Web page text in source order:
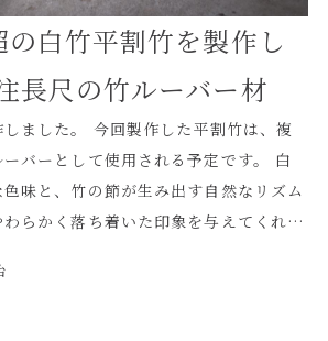
ンや特殊なご依頼の場合、既製品のよ
では対応できないことがあります。
なるのが、竹の特性を理解しながら、
」 「どこにビスを打てば割れにくい
どう支えればよいか」 といったことを
とが、実際の案件での納まり提案にも
いかと感じています。 ◼️竹を無駄にし
店では、竹建材、竹パネル、竹ルー
白竹平割竹を製作し
長尺の竹ルーバー材
ました。 今回製作した平割竹は、複
バーとして使用される予定です。 白
味と、竹の節が生み出す自然なリズム
らかく落ち着いた印象を与えてくれま
回は、設計上必要となる寸法に合わせ